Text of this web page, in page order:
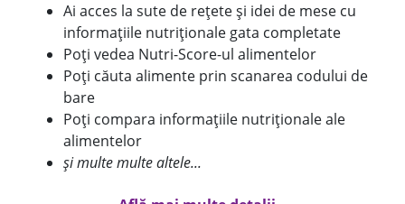
Ai acces la sute de rețete și idei de mese cu
informațiile nutriționale gata completate
Poți vedea Nutri-Score-ul alimentelor
Poți căuta alimente prin scanarea codului de
bare
Poți compara informațiile nutriționale ale
alimentelor
și multe multe altele...